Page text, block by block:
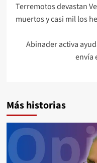
Terremotos devastan
muertos y casi mil los
Abinader activa
envía
Más historias